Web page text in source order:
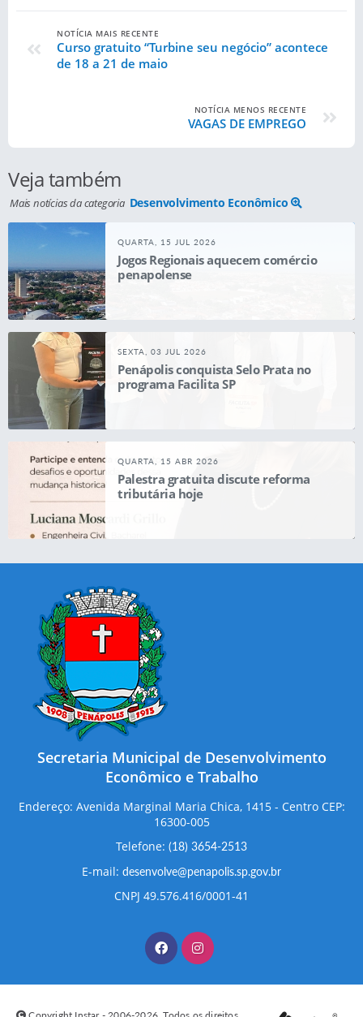
NOTÍCIA MAIS RECENTE
Curso gratuito “Turbine seu negócio” acontece
de 18 a 21 de maio
NOTÍCIA MENOS RECENTE
VAGAS DE EMPREGO
Veja também
Mais notícias da categoria Desenvolvimento Econômico
QUARTA, 15 JUL 2026
Jogos Regionais aquecem comércio
penapolense
SEXTA, 03 JUL 2026
Penápolis conquista Selo Prata no
programa Facilita SP
QUARTA, 15 ABR 2026
Palestra gratuita discute reforma
tributária hoje
Secretaria Municipal de Desenvolvimento
Econômico e Trabalho
Endereço: Avenida Marginal Maria Chica, 1415 - Centro CEP:
16300-005
Telefone: (18) 3654-2513
E-mail: desenvolve@penapolis.sp.gov.br
CNPJ 49.576.416/0001-41